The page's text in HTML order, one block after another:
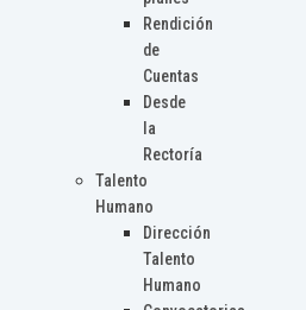
Rendición
de
Cuentas
Desde
la
Rectoría
Talento
Humano
Dirección
Talento
Humano